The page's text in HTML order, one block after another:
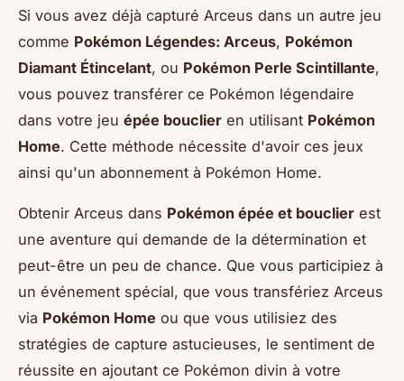
Si vous avez déjà capturé Arceus dans un autre jeu
comme Pokémon Légendes: Arceus, Pokémon
Diamant Étincelant, ou Pokémon Perle Scintillante,
vous pouvez transférer ce Pokémon légendaire
dans votre jeu épée bouclier en utilisant Pokémon
Home. Cette méthode nécessite d'avoir ces jeux
ainsi qu'un abonnement à Pokémon Home.
Obtenir Arceus dans Pokémon épée et bouclier est
une aventure qui demande de la détermination et
peut-être un peu de chance. Que vous participiez à
un événement spécial, que vous transfériez Arceus
via Pokémon Home ou que vous utilisiez des
stratégies de capture astucieuses, le sentiment de
réussite en ajoutant ce Pokémon divin à votre